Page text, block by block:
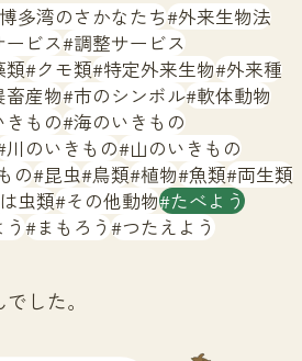
中 大
かウェブセンターとは
トマップ
博多湾のさかなたち 外来生物法
ービス 調整サービス
類 クモ類 特定外来生物 外来種
畜産物 市のシンボル 軟体動物
きもの 海のいきもの
川のいきもの 山のいきもの
の 昆虫 鳥類 植物 魚類 両生類
は虫類 その他動物 たべよう
う まもろう つたえよう
した。